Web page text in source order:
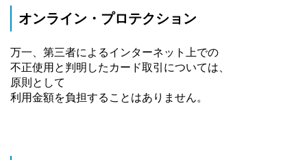
オンライン・プロテクション
万一、第三者によるインターネット上での
不正使用と判明したカード取引については、
原則として
利用金額を負担することはありません。